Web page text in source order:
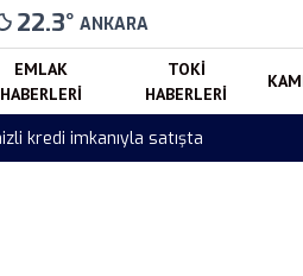
22.3° ANKARA
EMLAK
HABERLERI
TOKI
HABERLERI
Toki Trabzon Tonya Sosyal